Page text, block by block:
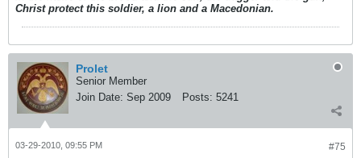
Christ protect this soldier, a lion and a Macedonian.
Prolet
Senior Member
Join Date: Sep 2009 Posts: 5241
#75
03-29-2010, 09:55 PM